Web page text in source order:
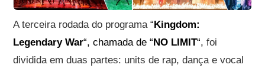
A terceira rodada do programa“Kingdom:
Legendary War“, chamada de “NO LIMIT“, foi
dividida em duas partes: units de rap, dança e vocal